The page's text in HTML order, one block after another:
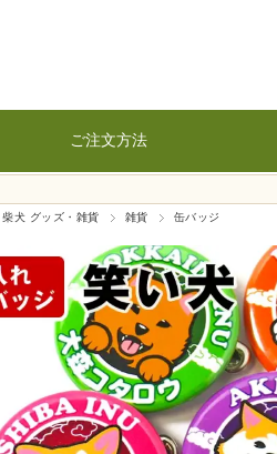
ご注文方法
柴犬 グッズ・雑貨 雑貨 缶バッジ